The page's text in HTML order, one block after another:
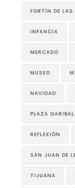
FORTÍN DE LAS
INFANCIA
MERCADO
MUSEO
NAVIDAD
PLAZA
REFLEXIÓN
SAN JUAN DE
TIJUANA